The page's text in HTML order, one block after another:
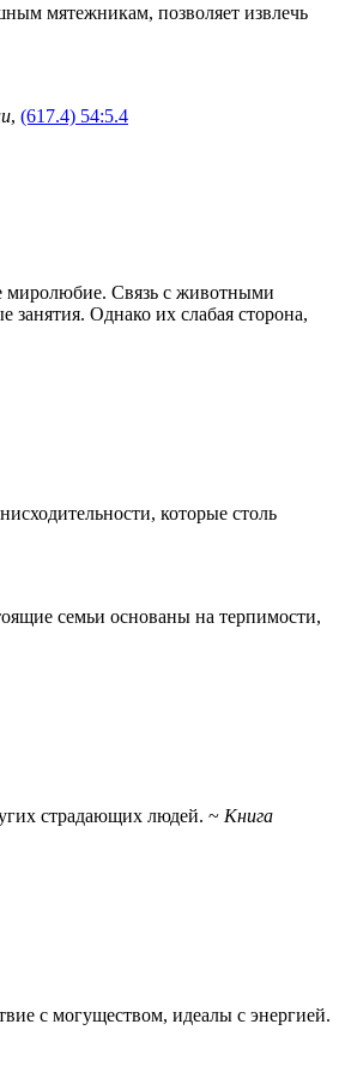
мятежникам, позволяет извлечь
, (617.4) 54:5.4
миролюбие. Связь с животными
занятия. Однако их слабая сторона,
которые столь
семьи основаны на терпимости,
страдающих людей. ~ Книга
с могуществом, идеалы с энергией.